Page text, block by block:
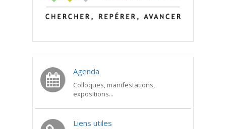
Agenda
Colloques, manifestations,
expositions...
Liens utiles